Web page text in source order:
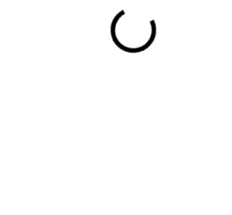
dieser
können